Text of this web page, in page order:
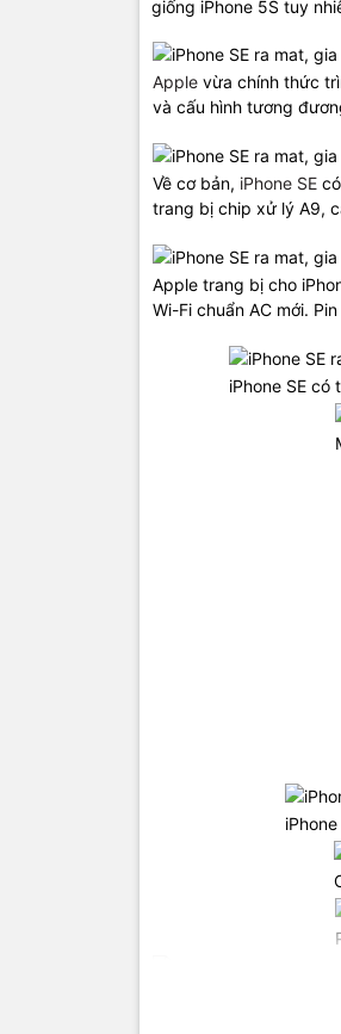
giống iPhone 5S tuy
Apple vừa chính thức
và cấu hình tương
Về cơ bản, iPhone SE
trang bị chip xử lý A9,
Apple trang bị cho
Wi-Fi chuẩn AC mới.
iPhone SE